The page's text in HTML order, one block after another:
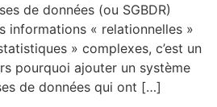
de données (ou SGBDR)
informations « relationnelles »
» complexes, c’est un
pourquoi ajouter un système
de données qui ont […]